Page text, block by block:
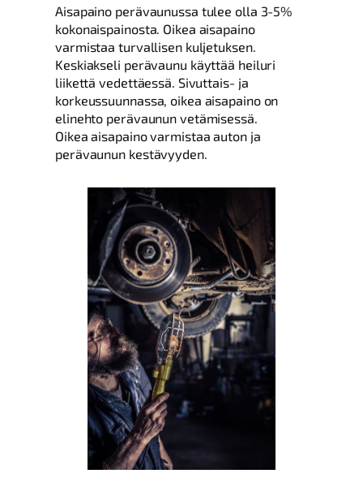
Aisapaino perävaunussa tulee olla 3-5%
kokonaispainosta. Oikea aisapaino
varmistaa turvallisen kuljetuksen.
Keskiakseli perävaunu käyttää heiluri
liikettä vedettäessä. Sivuttais- ja
korkeussuunnassa, oikea aisapaino on
elinehto perävaunun vetämisessä.
Oikea aisapaino varmistaa auton ja
perävaunun kestävyyden.